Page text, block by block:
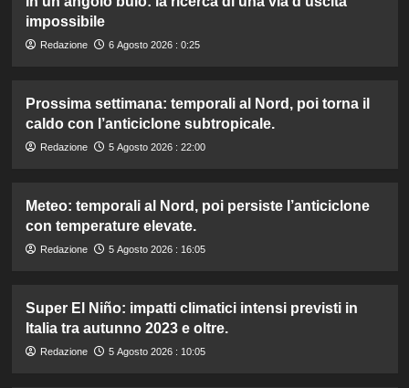
impossibile
Redazione 6 Agosto 2026 : 0:25
Prossima settimana: temporali al Nord, poi torna il
caldo con l’anticiclone subtropicale.
Redazione 5 Agosto 2026 : 22:00
Meteo: temporali al Nord, poi persiste l’anticiclone
con temperature elevate.
Redazione 5 Agosto 2026 : 16:05
Super El Niño: impatti climatici intensi previsti in
Italia tra autunno 2023 e oltre.
Redazione 5 Agosto 2026 : 10:05